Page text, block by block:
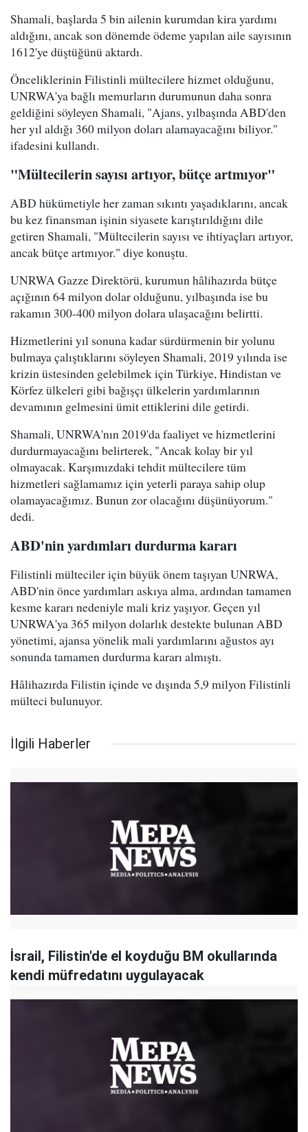
Shamali, başlarda 5 bin ailenin kurumdan kira yardımı
aldığını, ancak son dönemde ödeme yapılan aile sayısının
1612'ye düştüğünü aktardı.
Önceliklerinin Filistinli mültecilere hizmet olduğunu,
UNRWA'ya bağlı memurların durumunun daha sonra
geldiğini söyleyen Shamali, "Ajans, yılbaşında ABD'den
her yıl aldığı 360 milyon doları alamayacağını biliyor."
ifadesini kullandı.
"Mültecilerin sayısı artıyor, bütçe artmıyor"
ABD hükümetiyle her zaman sıkıntı yaşadıklarını, ancak
bu kez finansman işinin siyasete karıştırıldığını dile
getiren Shamali, "Mültecilerin sayısı ve ihtiyaçları artıyor,
ancak bütçe artmıyor." diye konuştu.
UNRWA Gazze Direktörü, kurumun hâlihazırda bütçe
açığının 64 milyon dolar olduğunu, yılbaşında ise bu
rakamın 300-400 milyon dolara ulaşacağını belirtti.
Hizmetlerini yıl sonuna kadar sürdürmenin bir yolunu
bulmaya çalıştıklarını söyleyen Shamali, 2019 yılında ise
krizin üstesinden gelebilmek için Türkiye, Hindistan ve
Körfez ülkeleri gibi bağışçı ülkelerin yardımlarının
devamının gelmesini ümit ettiklerini dile getirdi.
Shamali, UNRWA'nın 2019'da faaliyet ve hizmetlerini
durdurmayacağını belirterek, "Ancak kolay bir yıl
olmayacak. Karşımızdaki tehdit mültecilere tüm
hizmetleri sağlamamız için yeterli paraya sahip olup
olamayacağımız. Bunun zor olacağını düşünüyorum."
dedi.
ABD'nin yardımları durdurma kararı
Filistinli mülteciler için büyük önem taşıyan UNRWA,
ABD'nin önce yardımları askıya alma, ardından tamamen
kesme kararı nedeniyle mali kriz yaşıyor. Geçen yıl
UNRWA'ya 365 milyon dolarlık destekte bulunan ABD
yönetimi, ajansa yönelik mali yardımlarını ağustos ayı
sonunda tamamen durdurma kararı almıştı.
Hâlihazırda Filistin içinde ve dışında 5,9 milyon Filistinli
mülteci bulunuyor.
İlgili Haberler
İsrail, Filistin'de el koyduğu BM okullarında
kendi müfredatını uygulayacak